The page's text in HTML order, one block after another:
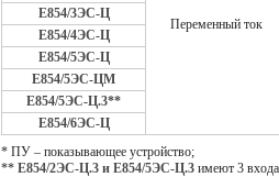
Переменный ток
Е854/3ЭС-Ц
Е854/4ЭС-Ц
Е854/5ЭС-Ц
Е854/5ЭС-ЦМ
Е854/5ЭС-Ц.3**
Е854/6ЭС-Ц
* ПУ – показывающее устройство;
** Е854/2ЭС-Ц.3 и Е854/5ЭС-Ц.3 имеют 3